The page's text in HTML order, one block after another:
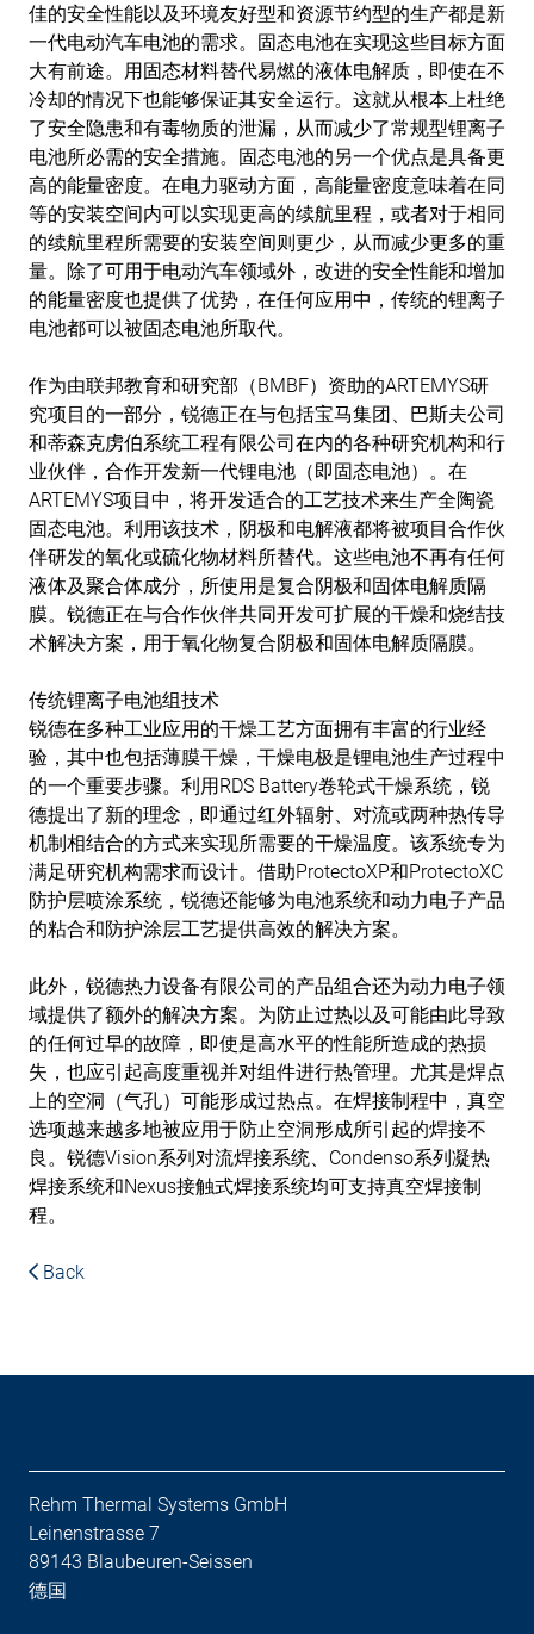
佳的安全性能以及环境友好型和资源节约型的生产都是新
一代电动汽车电池的需求。固态电池在实现这些目标方面
大有前途。用固态材料替代易燃的液体电解质，即使在不
冷却的情况下也能够保证其安全运行。这就从根本上杜绝
了安全隐患和有毒物质的泄漏，从而减少了常规型锂离子
电池所必需的安全措施。固态电池的另一个优点是具备更
高的能量密度。在电力驱动方面，高能量密度意味着在同
等的安装空间内可以实现更高的续航里程，或者对于相同
的续航里程所需要的安装空间则更少，从而减少更多的重
量。除了可用于电动汽车领域外，改进的安全性能和增加
的能量密度也提供了优势，在任何应用中，传统的锂离子
电池都可以被固态电池所取代。
作为由联邦教育和研究部（BMBF）资助的ARTEMYS研
究项目的一部分，锐德正在与包括宝马集团、巴斯夫公司
和蒂森克虏伯系统工程有限公司在内的各种研究机构和行
业伙伴，合作开发新一代锂电池（即固态电池）。在
ARTEMYS项目中，将开发适合的工艺技术来生产全陶瓷
固态电池。利用该技术，阴极和电解液都将被项目合作伙
伴研发的氧化或硫化物材料所替代。这些电池不再有任何
液体及聚合体成分，所使用是复合阴极和固体电解质隔
膜。锐德正在与合作伙伴共同开发可扩展的干燥和烧结技
术解决方案，用于氧化物复合阴极和固体电解质隔膜。
传统锂离子电池组技术
锐德在多种工业应用的干燥工艺方面拥有丰富的行业经
验，其中也包括薄膜干燥，干燥电极是锂电池生产过程中
的一个重要步骤。利用RDS Battery卷轮式干燥系统，锐
德提出了新的理念，即通过红外辐射、对流或两种热传导
机制相结合的方式来实现所需要的干燥温度。该系统专为
满足研究机构需求而设计。借助ProtectoXP和ProtectoXC
防护层喷涂系统，锐德还能够为电池系统和动力电子产品
的粘合和防护涂层工艺提供高效的解决方案。
此外，锐德热力设备有限公司的产品组合还为动力电子领
域提供了额外的解决方案。为防止过热以及可能由此导致
的任何过早的故障，即使是高水平的性能所造成的热损
失，也应引起高度重视并对组件进行热管理。尤其是焊点
上的空洞（气孔）可能形成过热点。在焊接制程中，真空
选项越来越多地被应用于防止空洞形成所引起的焊接不
良。锐德Vision系列对流焊接系统、Condenso系列凝热
焊接系统和Nexus接触式焊接系统均可支持真空焊接制
程。
Back
Rehm Thermal Systems GmbH
Leinenstrasse 7
89143 Blaubeuren-Seissen
德国